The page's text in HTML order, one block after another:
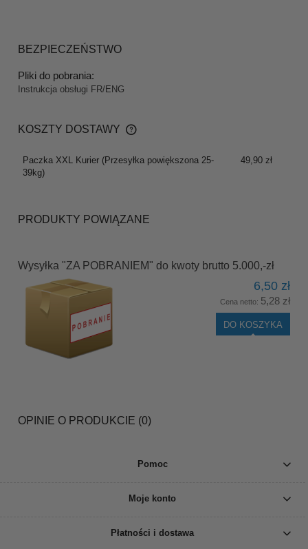
BEZPIECZEŃSTWO
Pliki do pobrania:
Instrukcja obsługi FR/ENG
KOSZTY DOSTAWY
CENA NIE ZAWIERA EWENTUALNYCH KOSZTÓW
Paczka XXL Kurier(Przesyłka powiększona 25-
39kg)
49,90 zł
PRODUKTY POWIĄZANE
Wysyłka "ZA POBRANIEM" do kwoty brutto 5.000,-zł
6,50 zł
Cena netto: 5,28 zł
DO KOSZYKA
OPINIE O PRODUKCIE (0)
Pomoc
Moje konto
Płatności i dostawa